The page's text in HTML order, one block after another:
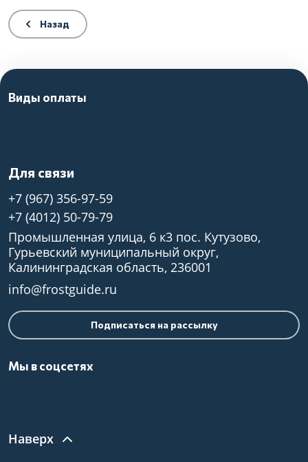
Назад
Для связи
+7 (967) 356-97-59
+7 (4012) 50-79-79
Промышленная улица, 6 к3 пос. Кутузово,
Гурьевский муниципальный округ,
Калининградская область, 236001
info@frostguide.ru
Подписаться на рассылку
Мы в соцсетях
Виды оплаты
Наверх